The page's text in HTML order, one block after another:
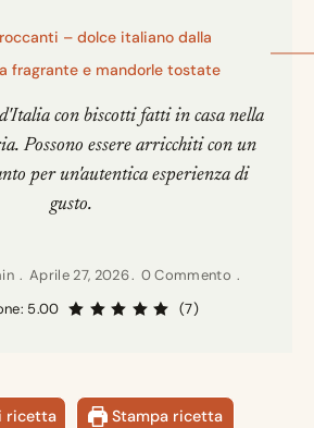
– dolce italiano dalla
fragrante e mandorle tostate
con biscotti fatti in casa nella
Possono essere arricchiti con un
per un'autentica esperienza di
gusto.
Aprile 27, 2026
0 Commento
5.00
(7)
ricetta Stampa ricetta